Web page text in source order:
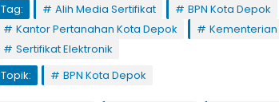
Tag: Alih Media Sertifikat BPN Kota Depok
Kantor Pertanahan Kota Depok
Kementerian
Sertifikat Elektronik
Topik:
BPN Kota Depok